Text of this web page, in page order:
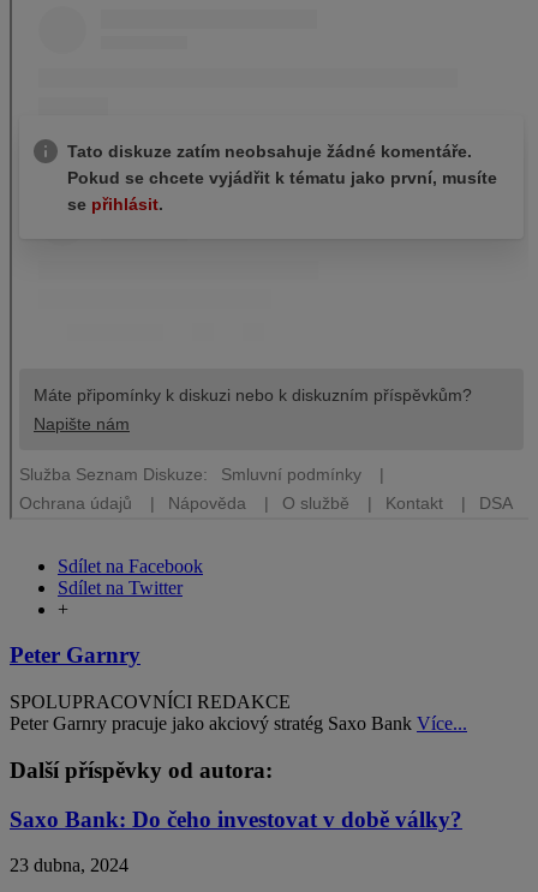
Sdílet na Facebook
Sdílet na Twitter
+
Peter Garnry
SPOLUPRACOVNÍCI REDAKCE
Peter Garnry pracuje jako akciový stratég Saxo Bank Více...
Další příspěvky od autora:
Saxo Bank: Do čeho investovat v době války?
23 dubna, 2024